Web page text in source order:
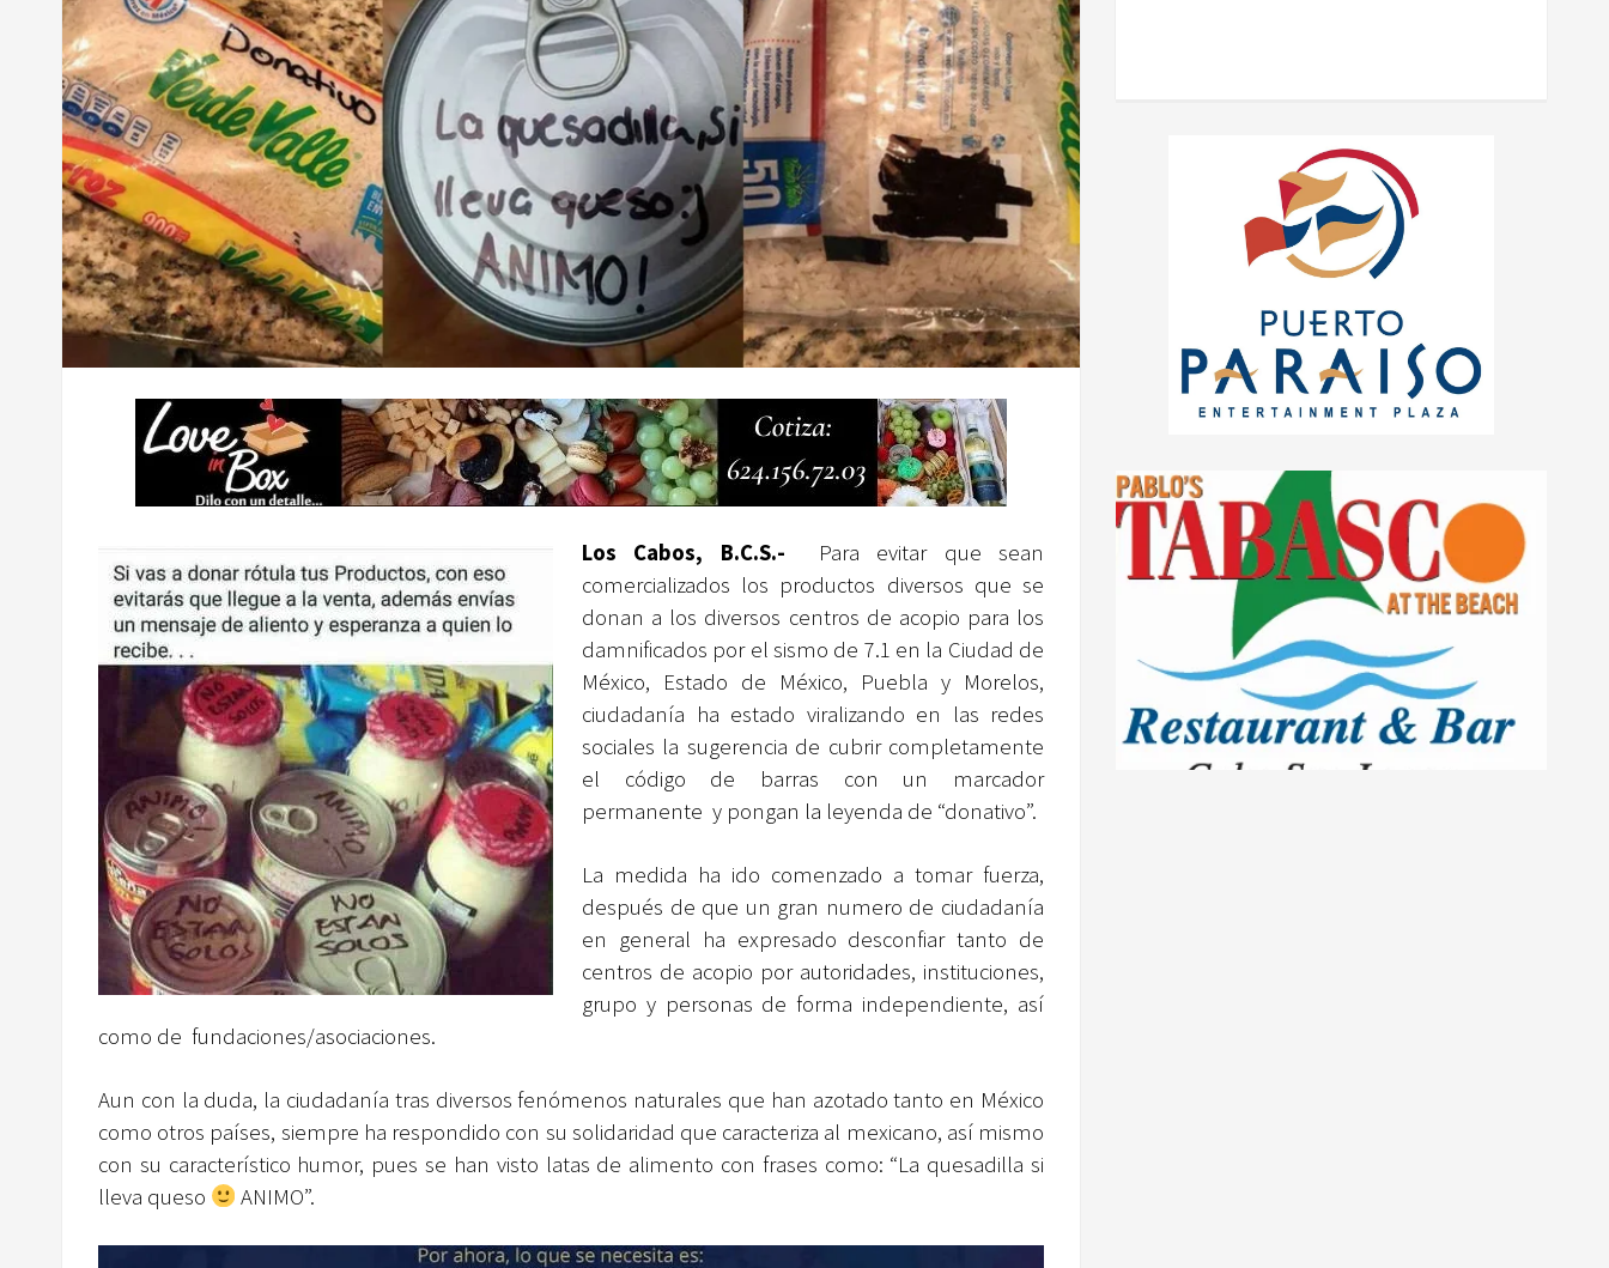
Los Cabos, B.C.S.- Para evitar que sean
comercializados los productos diversos que se
donan a los diversos centros de acopio para los
damnificados por el sismo de 7.1 en la Ciudad de
México, Estado de México, Puebla y Morelos,
ciudadanía ha estado viralizando en las redes
sociales la sugerencia de cubrir completamente
el código de barras con un marcador
permanente y pongan la leyenda de “donativo”.
La medida ha ido comenzado a tomar fuerza,
después de que un gran numero de ciudadanía
en general ha expresado desconfiar tanto de
centros de acopio por autoridades, instituciones,
grupo y personas de forma independiente, así
como de fundaciones/asociaciones.
Aun con la duda, la ciudadanía tras diversos fenómenos naturales que han azotado tanto en México
como otros países, siempre ha respondido con su solidaridad que caracteriza al mexicano, así mismo
con su característico humor, pues se han visto latas de alimento con frases como: “La quesadilla si
lleva queso
ANIMO”.